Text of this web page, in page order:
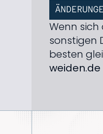
Wenn
sonstigen
besten
weiden.de